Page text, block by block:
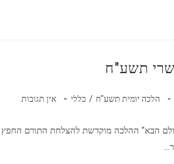
תשע"ח
הלכה יומית תשע"ח / כללי אין תגובות
הבא" ההלכה מוקדשת להצלחת התורם